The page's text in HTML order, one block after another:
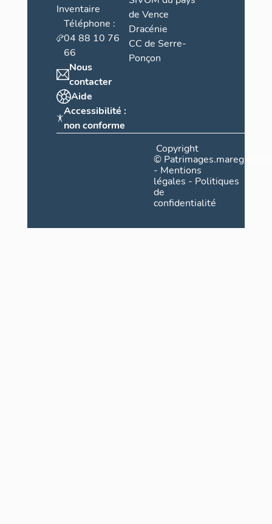
Inventaire
Téléphone :
04 88 10 76
66
Nous
contacter
Aide
Accessibilité :
non conforme
de Vence
Dracénie
CC de Serre-
Ponçon
Copyright
©
- Mentions
légales - Politiques
de
confidentialité